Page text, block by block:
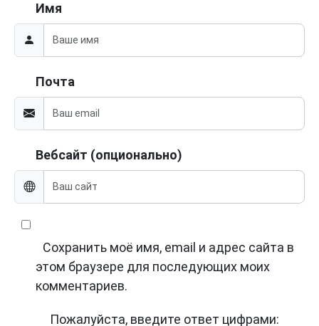
Имя
Почта
Вебсайт (опционально)
Сохранить моё имя, email и адрес сайта в
этом браузере для последующих моих
комментариев.
Пожалуйста, введите ответ цифрами: